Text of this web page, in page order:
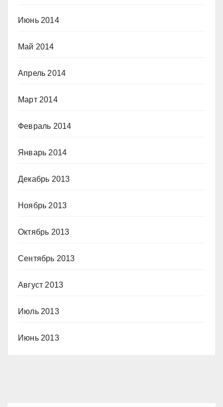
Июнь 2014
Май 2014
Апрель 2014
Март 2014
Февраль 2014
Январь 2014
Декабрь 2013
Ноябрь 2013
Октябрь 2013
Сентябрь 2013
Август 2013
Июль 2013
Июнь 2013